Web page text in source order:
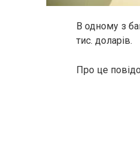
В одному з
тис. доларів.
Про це